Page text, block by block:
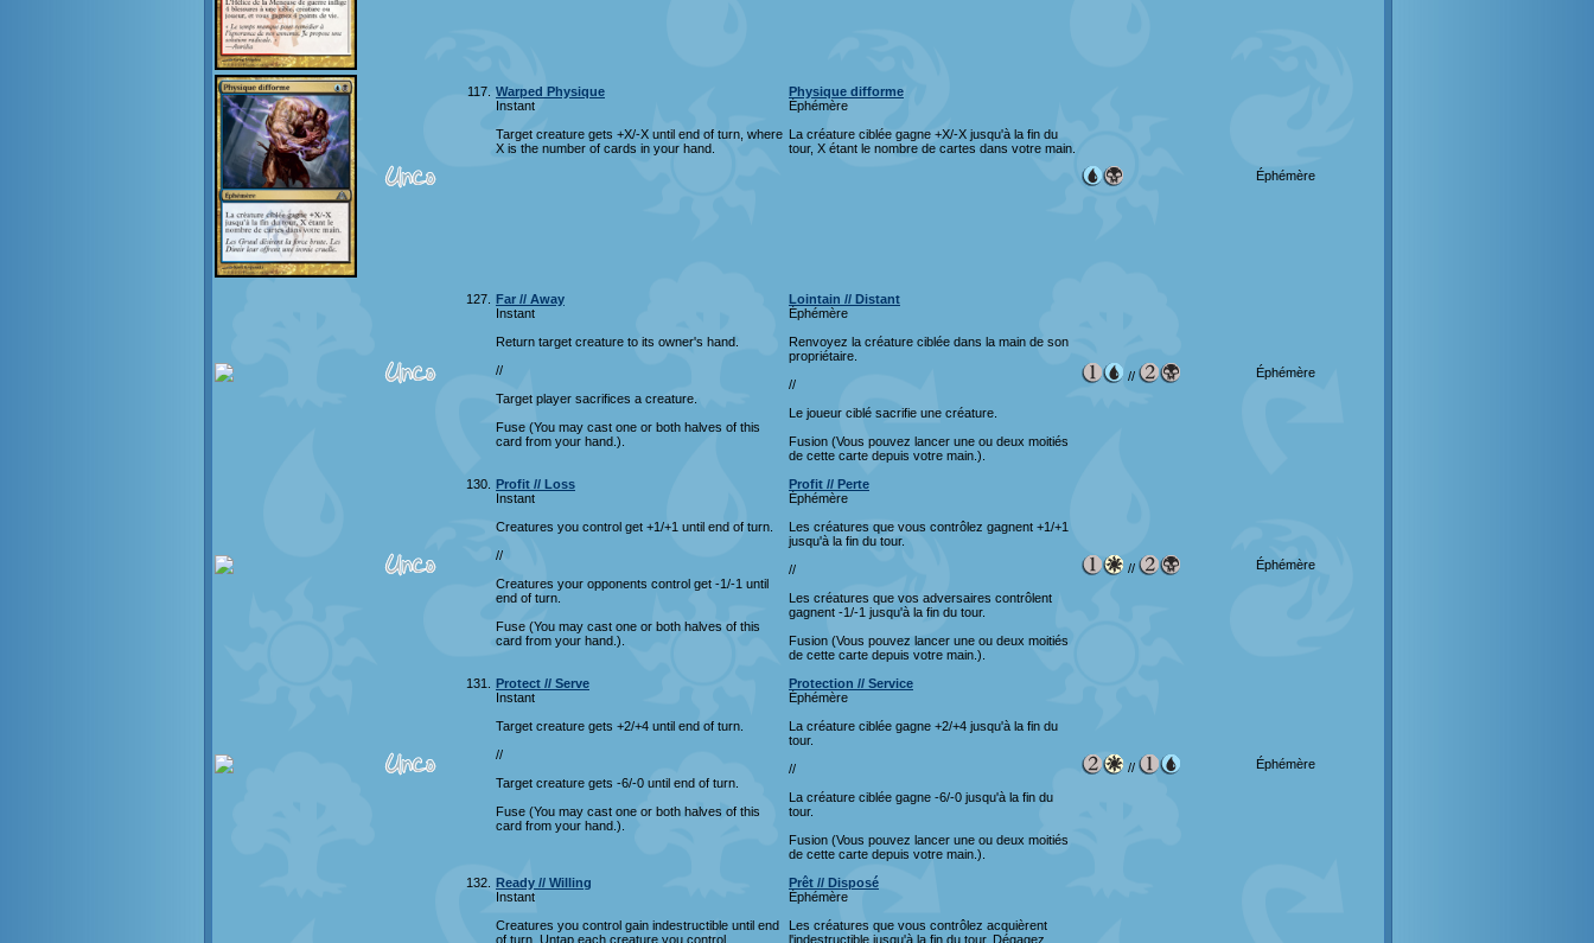
117. Warped Physique
Instant
Target creature gets +X/-X until end of turn, where
X is the number of cards in your hand.
Physique difforme
Éphémère
La créature ciblée gagne +X/-X jusqu'à la fin du
tour, X étant le nombre de cartes dans votre main.
Éphémère
127. Far // Away
Instant
Return target creature to its owner's hand.
//
Target player sacrifices a creature.
Fuse (You may cast one or both halves of this
card from your hand.).
Lointain // Distant
Éphémère
Renvoyez la créature ciblée dans la main de son
propriétaire.
//
Le joueur ciblé sacrifie une créature.
Fusion (Vous pouvez lancer une ou deux moitiés
de cette carte depuis votre main.).
// Éphémère
130. Profit // Loss
Instant
Creatures you control get +1/+1 until end of turn.
//
Creatures your opponents control get -1/-1 until
end of turn.
Fuse (You may cast one or both halves of this
card from your hand.).
Profit // Perte
Éphémère
Les créatures que vous contrôlez gagnent +1/+1
jusqu'à la fin du tour.
//
Les créatures que vos adversaires contrôlent
gagnent -1/-1 jusqu'à la fin du tour.
Fusion (Vous pouvez lancer une ou deux moitiés
de cette carte depuis votre main.).
// Éphémère
131.
Protect // Serve
Instant
Target creature gets +2/+4 until end of turn.
//
Target creature gets -6/-0 until end of turn.
Fuse (You may cast one or both halves of this
card from your hand.).
Protection // Service
Éphémère
La créature ciblée gagne +2/+4 jusqu'à la fin du
tour.
//
La créature ciblée gagne -6/-0 jusqu'à la fin du
tour.
Fusion (Vous pouvez lancer une ou deux moitiés
de cette carte depuis votre main.).
// Éphémère
132. Ready // Willing
Instant
Creatures you control gain indestructible until end
of turn. Untap each creature you control.
Prêt // Disposé
Éphémère
Les créatures que vous contrôlez acquièrent
l'indestructible jusqu'à la fin du tour. Dégagez